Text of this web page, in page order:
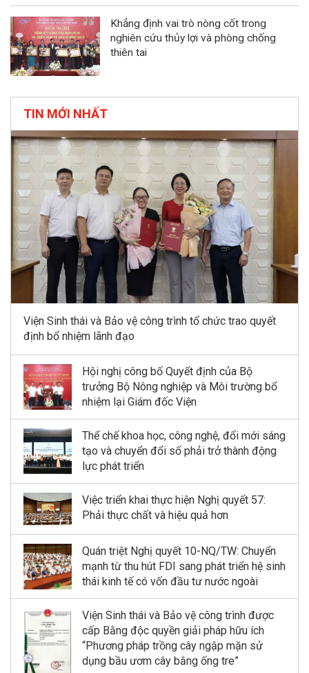
Khẳng định vai trò nòng cốt trong
nghiên cứu thủy lợi và phòng chống
thiên tai
TIN MỚI NHẤT
Viện Sinh thái và Bảo vệ công trình tổ chức trao quyết
định bổ nhiệm lãnh đạo
Hội nghị công bố Quyết định của Bộ
trưởng Bộ Nông nghiệp và Môi trường bổ
nhiệm lại Giám đốc Viện
Thể chế khoa học, công nghệ, đổi mới sáng
tạo và chuyển đổi số phải trở thành động
lực phát triển
Việc triển khai thực hiện Nghị quyết 57:
Phải thực chất và hiệu quả hơn
Quán triệt Nghị quyết 10-NQ/TW: Chuyển
mạnh từ thu hút FDI sang phát triển hệ sinh
thái kinh tế có vốn đầu tư nước ngoài
Viện Sinh thái và Bảo vệ công trình được
cấp Bằng độc quyền giải pháp hữu ích
“Phương pháp trồng cây ngập mặn sử
dụng bầu ươm cây bằng ống tre”